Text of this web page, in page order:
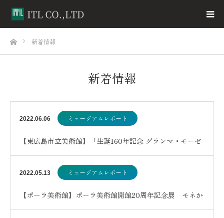
ホーム新着情報
新着情報
2022.06.06 ミュージアムレポート
【東広島市立美術館】「生誕160年記念 グランマ・モーゼ
スー素敵な100年人生」
2022.05.13 ミュージアムレポート
【ポーラ美術館】ポーラ美術館開館20周年記念展 モネか